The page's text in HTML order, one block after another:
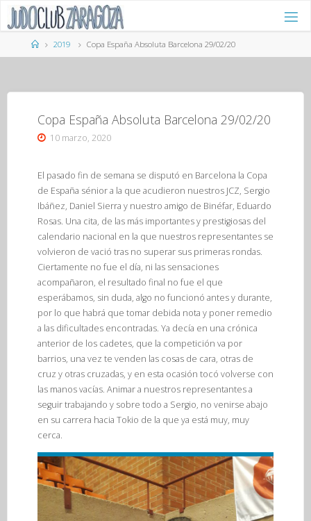
Saltar
contenidoPágina
de
2019 Copa España Absoluta Barcelona 29/02/20
Copa España Absoluta Barcelona 29/02/20
10 marzo, 2020
El pasado fin de semana se disputó en Barcelona la Copa
de España sénior a la que acudieron nuestros JCZ, Sergio
Ibáñez, Daniel Sierra y nuestro amigo de Binéfar, Eduardo
Rosas. Una cita, de las más importantes y prestigiosas del
calendario nacional en la que nuestros representantes se
volvieron de vació tras no superar sus primeras rondas.
Ciertamente no fue el día, ni las sensaciones
acompañaron, el resultado final no fue el que
esperábamos, sin duda, algo no funcionó antes y durante,
por lo que habrá que tomar debida nota y poner remedio
a las dificultades encontradas. Ya decía en una crónica
anterior de los cadetes, que la competición va por
barrios, una vez te venden las cosas de cara, otras de
cruz y otras cruzadas, y en esta ocasión tocó volverse con
las manos vacías. Animar a nuestros representantes a
seguir trabajando y sobre todo a Sergio, no venirse abajo
en su carrera hacia Tokio de la que ya está muy, muy
cerca.